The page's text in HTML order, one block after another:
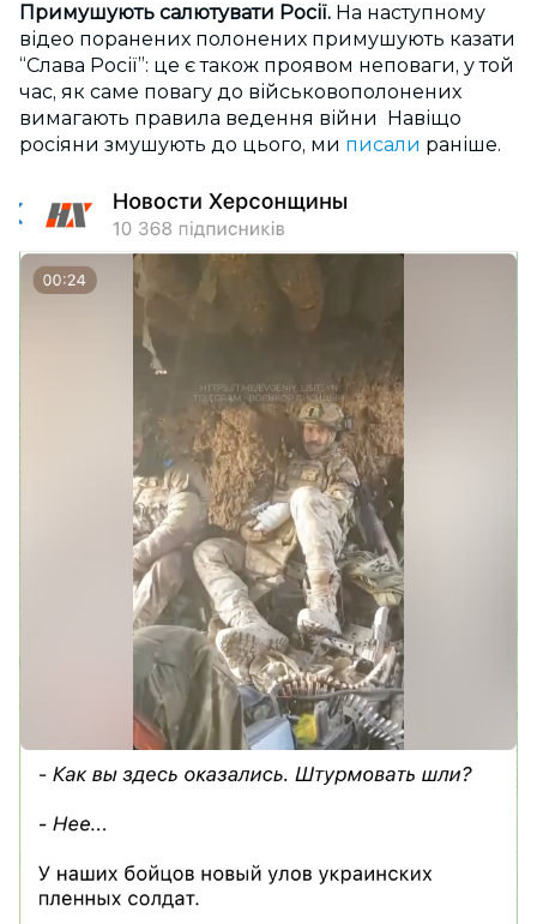
Примушують салютувати Росії. На наступному
відео поранених полонених примушують казати
“Слава Росії”: це є також проявом неповаги, у той
час, як саме повагу до військовополонених
вимагають правила ведення війни Навіщо
росіяни змушують до цього, ми писали раніше.